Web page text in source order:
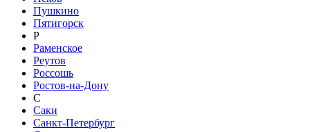
Пушкино
Пятигорск
Р
Раменское
Реутов
Россошь
Ростов-на-Дону
С
Саки
Санкт-Петербург